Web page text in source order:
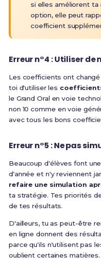
si elles améliorent ta
option, elle peut
coefficient
Erreur n°4 : Utiliser
Les coefficients ont
toi d'utiliser les
le Grand Oral en voie
non 10 comme en voie
avec tous les bons
Erreur n°5 : Ne pas
Beaucoup d'élèves font
d'année et n'y reviennent
refaire une simulation
ta stratégie. Tes priorités
de tes résultats.
D'ailleurs, tu as peut-être
en ligne donnent des
parce qu'ils n'utilisent pas
oublient certaines